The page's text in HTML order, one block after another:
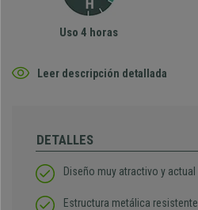
Uso 4 horas
Leer descripción detallada
DETALLES
Diseño muy atractivo y actual
Estructura metálica resistente